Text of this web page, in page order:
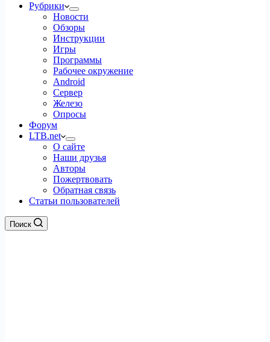
Рубрики
Новости
Обзоры
Инструкции
Игры
Программы
Рабочее окружение
Android
Сервер
Железо
Опросы
Форум
LTB.net
О сайте
Наши друзья
Авторы
Пожертвовать
Обратная связь
Статьи пользователей
Поиск